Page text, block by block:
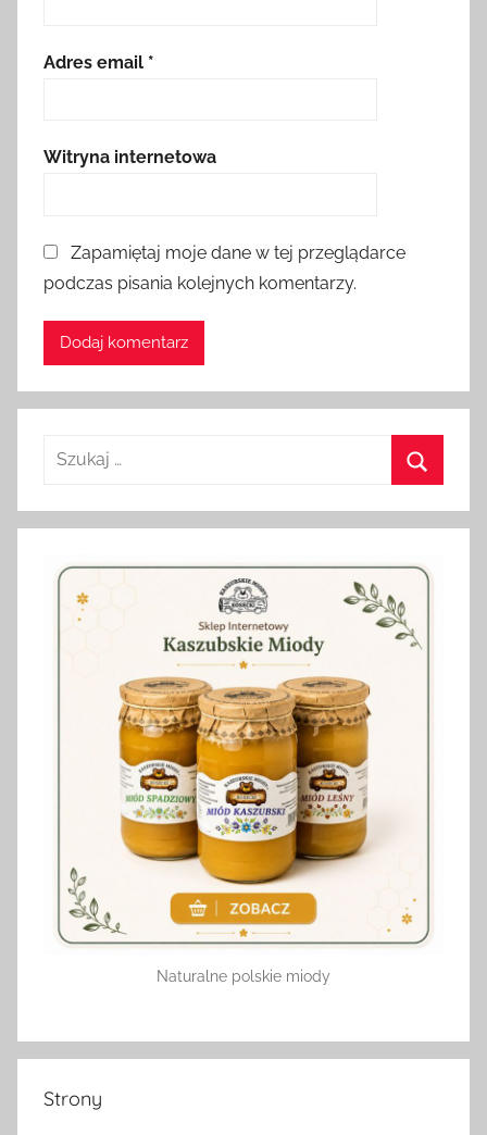
Adres email *
Witryna internetowa
Zapamiętaj moje dane w tej przeglądarce
podczas pisania kolejnych komentarzy.
Szukaj:
Naturalne polskie miody
Strony